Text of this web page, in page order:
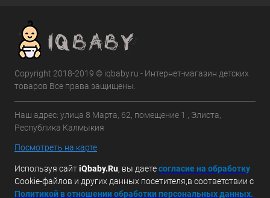
Copyright 2018-2019 © iqbaby.ru - Интернет-магазин детских
товаров Все права защищены.
Наш адрес: улица 8 Марта, 62, помещение 1 , Элиста,
Республика Калмыкия
Посмотреть на карте
Используя сайтiQbaby.Ru, вы даетесогласие на обработку
Cookie-файлов и других данных посетителя,в соответствии с
Политикой в отношении обработки персональных данных.